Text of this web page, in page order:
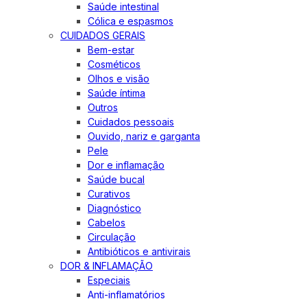
Saúde intestinal
Cólica e espasmos
CUIDADOS GERAIS
Bem-estar
Cosméticos
Olhos e visão
Saúde íntima
Outros
Cuidados pessoais
Ouvido, nariz e garganta
Pele
Dor e inflamação
Saúde bucal
Curativos
Diagnóstico
Cabelos
Circulação
Antibióticos e antivirais
DOR & INFLAMAÇÃO
Especiais
Anti-inflamatórios